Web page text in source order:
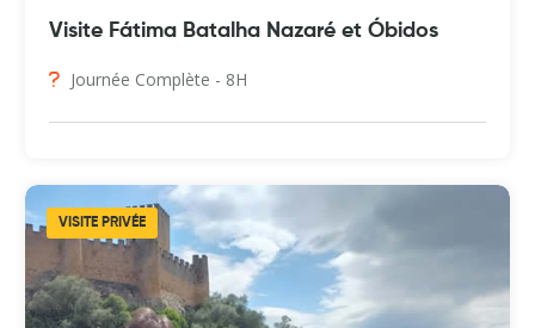
Visite Fátima Batalha Nazaré et Óbidos
Journée Complète - 8H
VISITE PRIVÉE